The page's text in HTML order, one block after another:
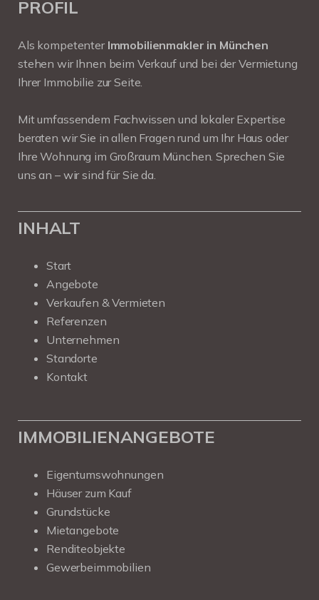
PROFIL
Als kompetenter Immobilienmakler in München
stehen wir Ihnen beim Verkauf und bei der Vermietung
Ihrer Immobilie zur Seite.
Mit umfassendem Fachwissen und lokaler Expertise
beraten wir Sie in allen Fragen rund um Ihr Haus oder
Ihre Wohnung im Großraum München. Sprechen Sie
uns an – wir sind für Sie da.
INHALT
Start
Angebote
Verkaufen & Vermieten
Referenzen
Unternehmen
Standorte
Kontakt
IMMOBILIENANGEBOTE
Eigentumswohnungen
Häuser zum Kauf
Grundstücke
Mietangebote
Renditeobjekte
Gewerbeimmobilien